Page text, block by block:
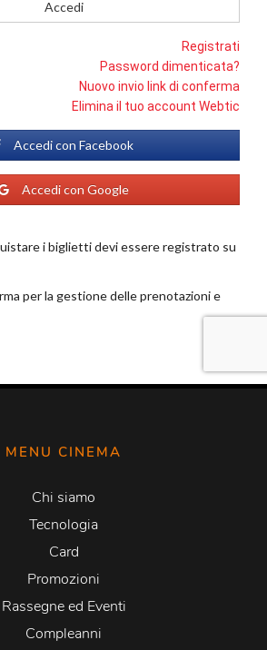
MENU CINEMA
Chi siamo
Tecnologia
Card
Promozioni
Rassegne ed Eventi
Compleanni